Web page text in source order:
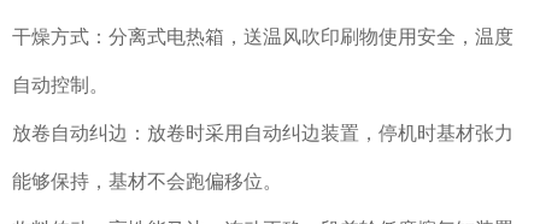
干燥方式：分离式电热箱，送温风吹印刷物使用安全，温度
自动控制。
放卷自动纠边：放卷时采用自动纠边装置，停机时基材张力
能够保持，基材不会跑偏移位。